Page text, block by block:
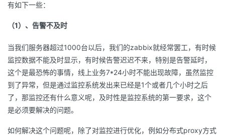
有如下一些：
（1）、告警不及时
当我们服务器超过1000台以后，我们的zabbix就经常罢工，有时候
监控数据不能及时显示，有时候告警迟迟不来，特别是告警延时，
这个是最恐怖的事情，线上业务7*24小时不能出现故障，虽然监控
到了异常，但是通过监控系统发出来已经是1个或者几个小时之后
了，那监控还有什么意义呢，及时性是监控系统的第一要求，这个
是必须要解决的问题。
如何解决这个问题呢，除了对监控进行优化，例如分布式proxy方式